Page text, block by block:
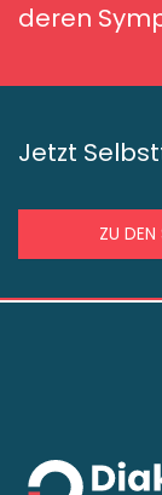
deren
Jetzt
ZU DEN